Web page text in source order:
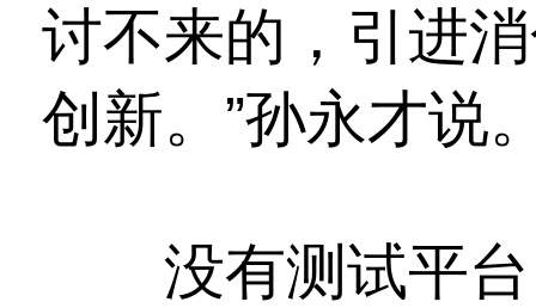
讨不来的，引进
创新。”孙永才说
没有测试平台